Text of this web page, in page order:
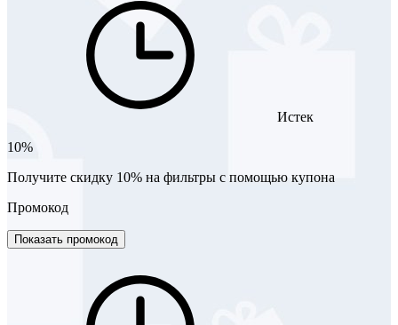
Истек
10%
Получите скидку 10% на фильтры с помощью купона
Промокод
Показать промокод